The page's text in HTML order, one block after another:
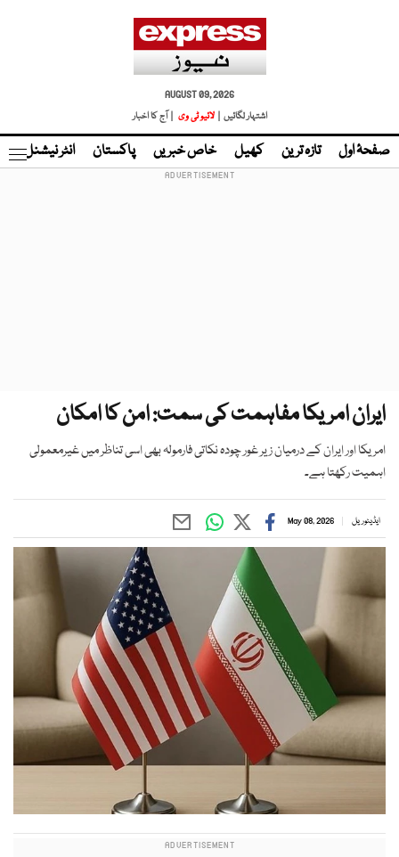
AUGUST 09, 2026
اشتہار لگائیں |
لائیو ٹی وی | آج کا اخبار
صفحۂ اول تازہ ترین کھیل خاص خبریں پاکستان انٹر نیشنل
ایران امریکا مفاہمت کی سمت: امن کا امکان
امریکا اور ایران کے درمیان زیر غور چودہ نکاتی فارمولہ بھی اسی تناظر میں غیرمعمولی
اہمیت رکھتا ہے۔
ایڈیٹوریل May 08, 2026